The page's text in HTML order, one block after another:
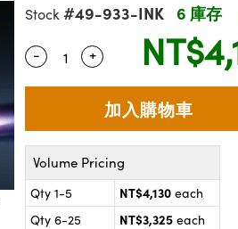
Stock #49-933-INK 6 庫存
Quantity Selector
- Use the plus and minus
+
Volume Pricing
Qty 1-5 NT$4,130 each
Qty 6-25
NT$3,325 each